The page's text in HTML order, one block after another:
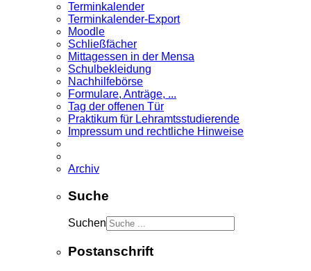
Terminkalender
Terminkalender-Export
Moodle
Schließfächer
Mittagessen in der Mensa
Schulbekleidung
Nachhilfebörse
Formulare, Anträge, ...
Tag der offenen Tür
Praktikum für Lehramts­studierende
Impressum und rechtliche Hinweise
Archiv
Suche
Suchen
Postanschrift